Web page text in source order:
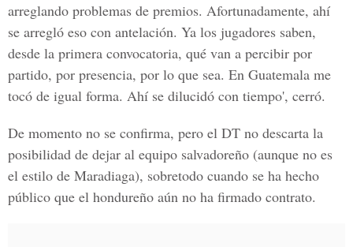
arreglando problemas de premios. Afortunadamente, ahí
se arregló eso con antelación. Ya los jugadores saben,
desde la primera convocatoria, qué van a percibir por
partido, por presencia, por lo que sea. En Guatemala me
tocó de igual forma. Ahí se dilucidó con tiempo', cerró.
De momento no se confirma, pero el DT no descarta la
posibilidad de dejar al equipo salvadoreño (aunque no es
el estilo de Maradiaga), sobretodo cuando se ha hecho
público que el hondureño aún no ha firmado contrato.